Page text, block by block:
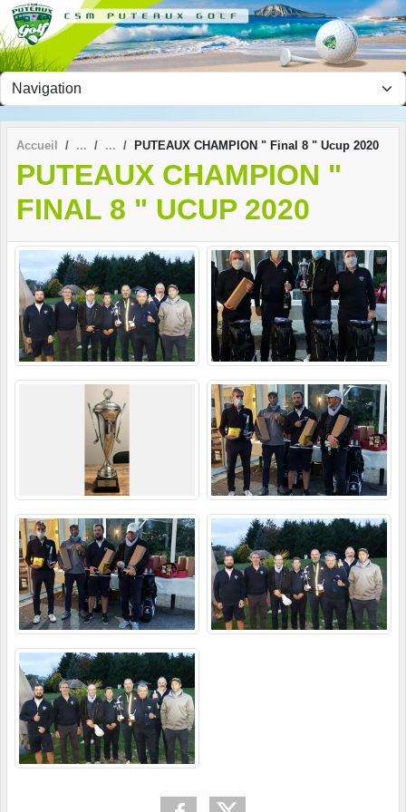
Accueil PUTEAUX CHAMPION " Final 8 " Ucup 2020
PUTEAUX CHAMPION "
FINAL 8 " UCUP 2020
Panneau de gestion des cookies